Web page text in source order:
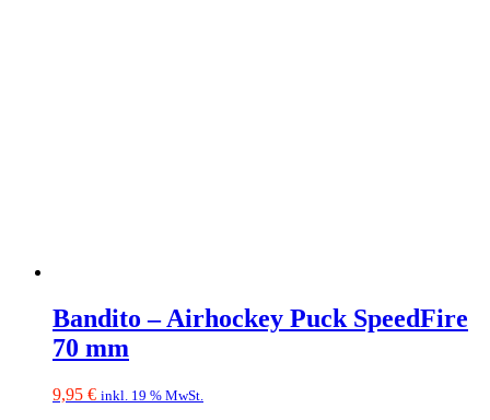
Bandito – Airhockey Puck SpeedFire
70 mm
9,95 € inkl. 19 % MwSt.